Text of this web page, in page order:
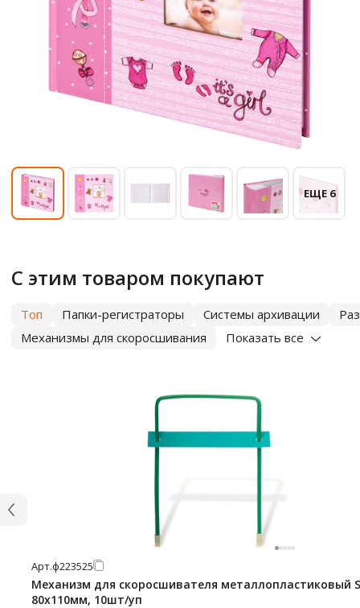
ЕЩЕ 6
С этим товаром покупают
Топ Папки-регистраторы Системы архивации
Механизмы для скоросшивания
Показать все
Арт.ф223525
Механизм для скоросшивателя металлопластиковый
80х110мм, 10шт/уп